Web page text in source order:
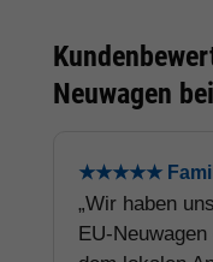
Neuwagen
★★★★★
„Wir haben
EU-